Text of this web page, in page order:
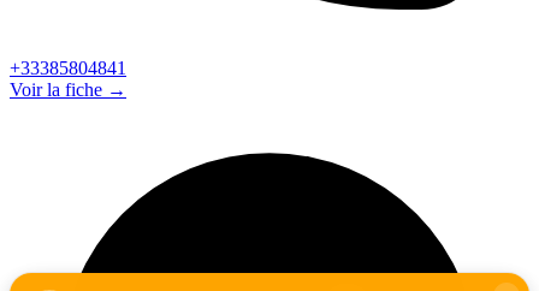
+33385804841
Voir la fiche →